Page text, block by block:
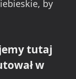
by
tutaj
w